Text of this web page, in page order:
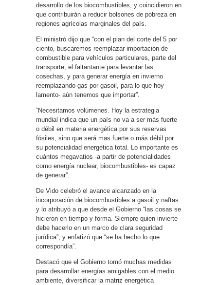
desarrollo de los biocombustibles, y coincidieron en
que contribuirán a reducir bolsones de pobreza en
regiones agrícolas marginales del país.
El ministró dijo que “con el plan del corte del 5 por
ciento, buscaremos reemplazar importación de
combustible para vehículos particulares, parte del
transporte, el faltantante para levantar las
cosechas, y para generar energía en invierno
reemplazando gas por gasoil, para lo que hoy -
lamento- aún tenemos que importar”.
“Necesitamos volúmenes. Hoy la estrategia
mundial indica que un país no va a ser más fuerte
o débil en materia energética por sus reservas
fósiles, sino que será mas fuerte o más débil por
su potencialidad energética total. Lo importante es
cuántos megavatios -a partir de potencialidades
como energía nuclear, biocombustibles- es capaz
de generar”.
De Vido celebró el avance alcanzado en la
incorporación de biocombustibles a gasoil y naftas
y lo atribuyó a que desde el Gobierno “las cosas se
hicieron en tiempo y forma. Siempre quien invierte
debe hacerlo en un marco de clara seguridad
jurídica”, y enfatizó que “se ha hecho lo que
correspondía”.
Destacó que el Gobierno tomó muchas medidas
para desarrollar energías amigables con el medio
ambiente, diversificar la matriz energética